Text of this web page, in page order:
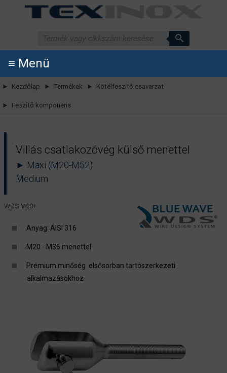
≡ Menü
► Kezdőlap ► Termékek ► Kötélfeszítő csavarzat
► Feszítő komponens
Villás csatlakozóvég külső menettel
► Maxi (M20-M52)
Medium
WDS M20+
Anyag: AISI 316
M20 - M36 menettel
Prémium minőség elsősorban tartószerkezeti
alkalmazásokhoz